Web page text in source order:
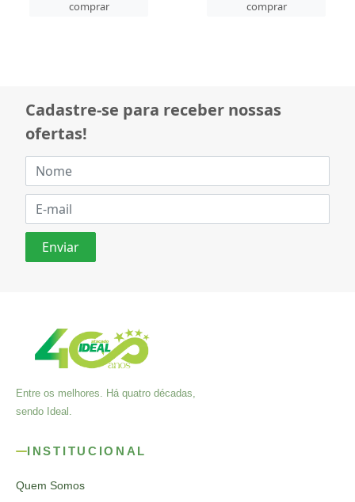
comprar
comprar
Cadastre-se para receber nossas
ofertas!
Entre os melhores. Há quatro décadas,
sendo Ideal.
INSTITUCIONAL
Quem Somos